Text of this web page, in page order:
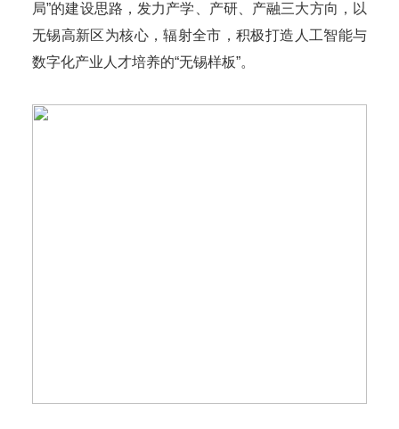
局”的建设思路，发力产学、产研、产融三大方向，以
无锡高新区为核心，辐射全市，积极打造人工智能与
数字化产业人才培养的“无锡样板”。